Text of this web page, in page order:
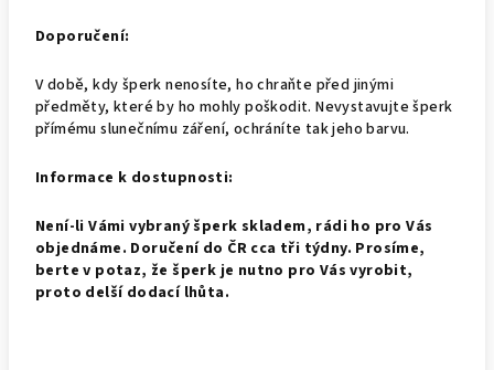
Doporučení:
V době, kdy šperk nenosíte, ho chraňte před jinými
předměty, které by ho mohly poškodit. Nevystavujte šperk
přímému slunečnímu záření, ochráníte tak jeho barvu.
Informace k dostupnosti:
Není-li Vámi vybraný šperk skladem, rádi ho pro Vás
objednáme. Doručení do ČR cca tři týdny. Prosíme,
berte v potaz, že šperk je nutno pro Vás vyrobit,
proto delší dodací lhůta.